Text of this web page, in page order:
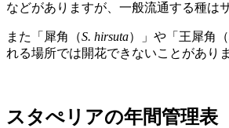
などがありますが、一般流通する種は
また「犀角（S. hirsuta）」や「王犀角（
れる場所では開花できないことがありま
スタぺリアの年間管理表